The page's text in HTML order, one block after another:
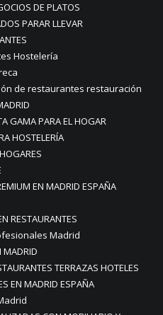
DE PLATOS
PARAR LLEVAR
Hostelería
de restaurantes restauración
GAMA PARA EL HOGAR
HOSTELERÍA
EN MADRID ESPAÑA
RESTAURANTES
Madrid
MADRID
TERRAZAS HOTELES
EN MADRID ESPAÑA